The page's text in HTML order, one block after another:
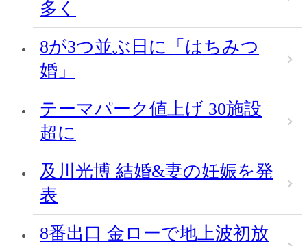
多く
8が3つ並ぶ日に「はちみつ
婚」
テーマパーク値上げ 30施設
超に
及川光博 結婚&妻の妊娠を発
表
8番出口 金ローで地上波初放